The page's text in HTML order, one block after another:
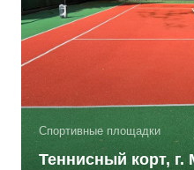
Спортивные площадки
Теннисный корт, г.